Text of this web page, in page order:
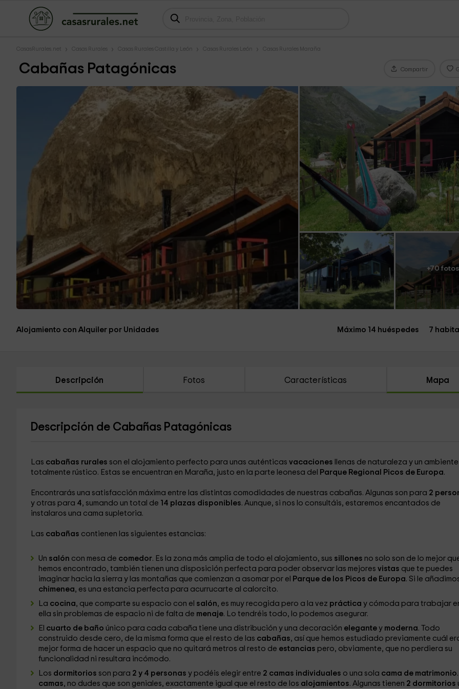
CasasRurales.net Casas Rurales Casas Rurales Castilla y León Casas Rurales León Casas Rurales Maraña
Cabañas Patagónicas Compartir
+70 fotos
Alojamiento con Alquiler por Unidades Máximo 14 huéspedes 7
Descripción Fotos Características Mapa
Descripción de Cabañas Patagónicas
Las cabañas rurales son el alojamiento perfecto para unas auténticas vacaciones
llenas de naturaleza y un ambiente
totalmente rústico. Estas se encuentran en Maraña, justo en la parte leonesa del
Parque Regional Picos de Europa.
Encontrarás una satisfacción máxima entre las distintas comodidades de nuestras cabañas. Algunas son para 2
y otras para 4, sumando un total de 14 plazas disponibles. Aunque, si nos lo consultáis, estaremos encantados de
instalaros una cama supletoria.
Las cabañas contienen las siguientes estancias:
Un salón con mesa de comedor. Es la zona más amplia de todo el alojamiento, sus sillones no solo son de lo mejor
hemos encontrado, también tienen una disposición perfecta para poder observar las mejores vistas que te puedes
imaginar hacia la sierra y las montañas que comienzan a asomar por el
Parque de los Picos de Europa. Si le
chimenea, es una estancia perfecta para acurrucarte al calorcito.
La cocina, que comparte su espacio con el salón, es muy recogida pero a la vez práctica y cómoda para trabajar
ella sin problemas de espacio ni de falta de menaje. Lo tendréis todo, lo podemos asegurar.
El cuarto de baño único para cada cabaña tiene una distribución y una decoración elegante y moderna. Todo
construido desde cero, de la misma forma que el resto de las cabañas, así que hemos estudiado previamente cuál
mejor forma de hacer un espacio que no quitará metros al resto de estancias pero, obviamente, que no perdiera su
funcionalidad ni resultara incómodo.
Los dormitorios son para 2 y 4 personas y podéis elegir entre 2 camas individuales o una sola cama de matrimonio
camas, no dudes que son geniales, exactamente igual que el resto de los alojamientos. Algunas tienen 2 dormitorios